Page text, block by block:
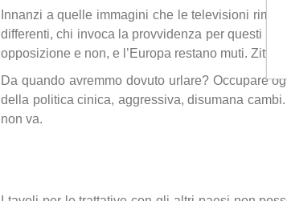
Innanzi a quelle immagini che le televisioni
differenti, chi invoca la provvidenza per questi
opposizione e non, e l’Europa restano muti. Zitti.
Da quando avremmo dovuto urlare? Occupare
della politica cinica, aggressiva, disumana
non va.